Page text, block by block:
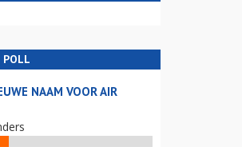
POLL
NAAM VOOR AIR